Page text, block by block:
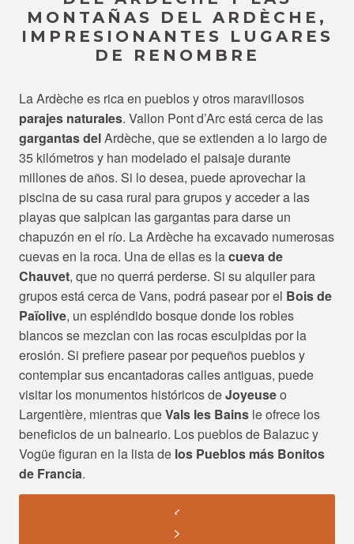
MONTAÑAS DEL ARDÈCHE,
IMPRESIONANTES LUGARES
DE RENOMBRE
La Ardèche es rica en pueblos y otros maravillosos
parajes naturales. Vallon Pont d’Arc está cerca de las
gargantas delArdèche, que se extienden a lo largo de
35 kilómetros y han modelado el paisaje durante
millones de años. Si lo desea, puede aprovechar la
piscina de su casa rural para grupos y acceder a las
playas que salpican las gargantas para darse un
chapuzón en el río. La Ardèche ha excavado numerosas
cuevas en la roca. Una de ellas es lacueva de
Chauvet, que no querrá perderse. Si su alquiler para
grupos está cerca de Vans, podrá pasear por el Bois de
Païolive, un espléndido bosque donde los robles
blancos se mezclan con las rocas esculpidas por la
erosión. Si prefiere pasear por pequeños pueblos y
contemplar sus encantadoras calles antiguas, puede
visitar los monumentos históricos deJoyeuseo
Largentière, mientras queVals les Bains le ofrece los
beneficios de un balneario. Los pueblos de Balazuc y
Vogüe figuran en la lista de los Pueblos más Bonitos
de Francia.